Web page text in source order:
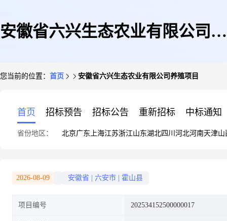
安徽省六兴生态农业有限公司养
您当前的位置： 首页 安徽省六兴生态农业有限公司养殖项目
首页 招标预告 招标公告 重新招标 中标通知
省份地区： 北京广东 上海江苏浙江山东湖北四川 河北河南天津山
2026-08-09 安徽省 六安市 霍山县
项目编号 202534152500000017